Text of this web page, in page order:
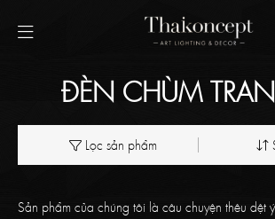
ĐÈN CHÙM
Lọc sản phẩm
Sản phẩm của chúng tôi là câu chuyện thêu dệt